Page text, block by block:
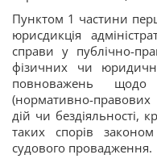
Пунктом 1 частини
юрисдикція
справи у публічно-
фізичних чи
повноважень
(нормативно-правових
дій чи бездіяльності,
таких спорів
судового провадження.